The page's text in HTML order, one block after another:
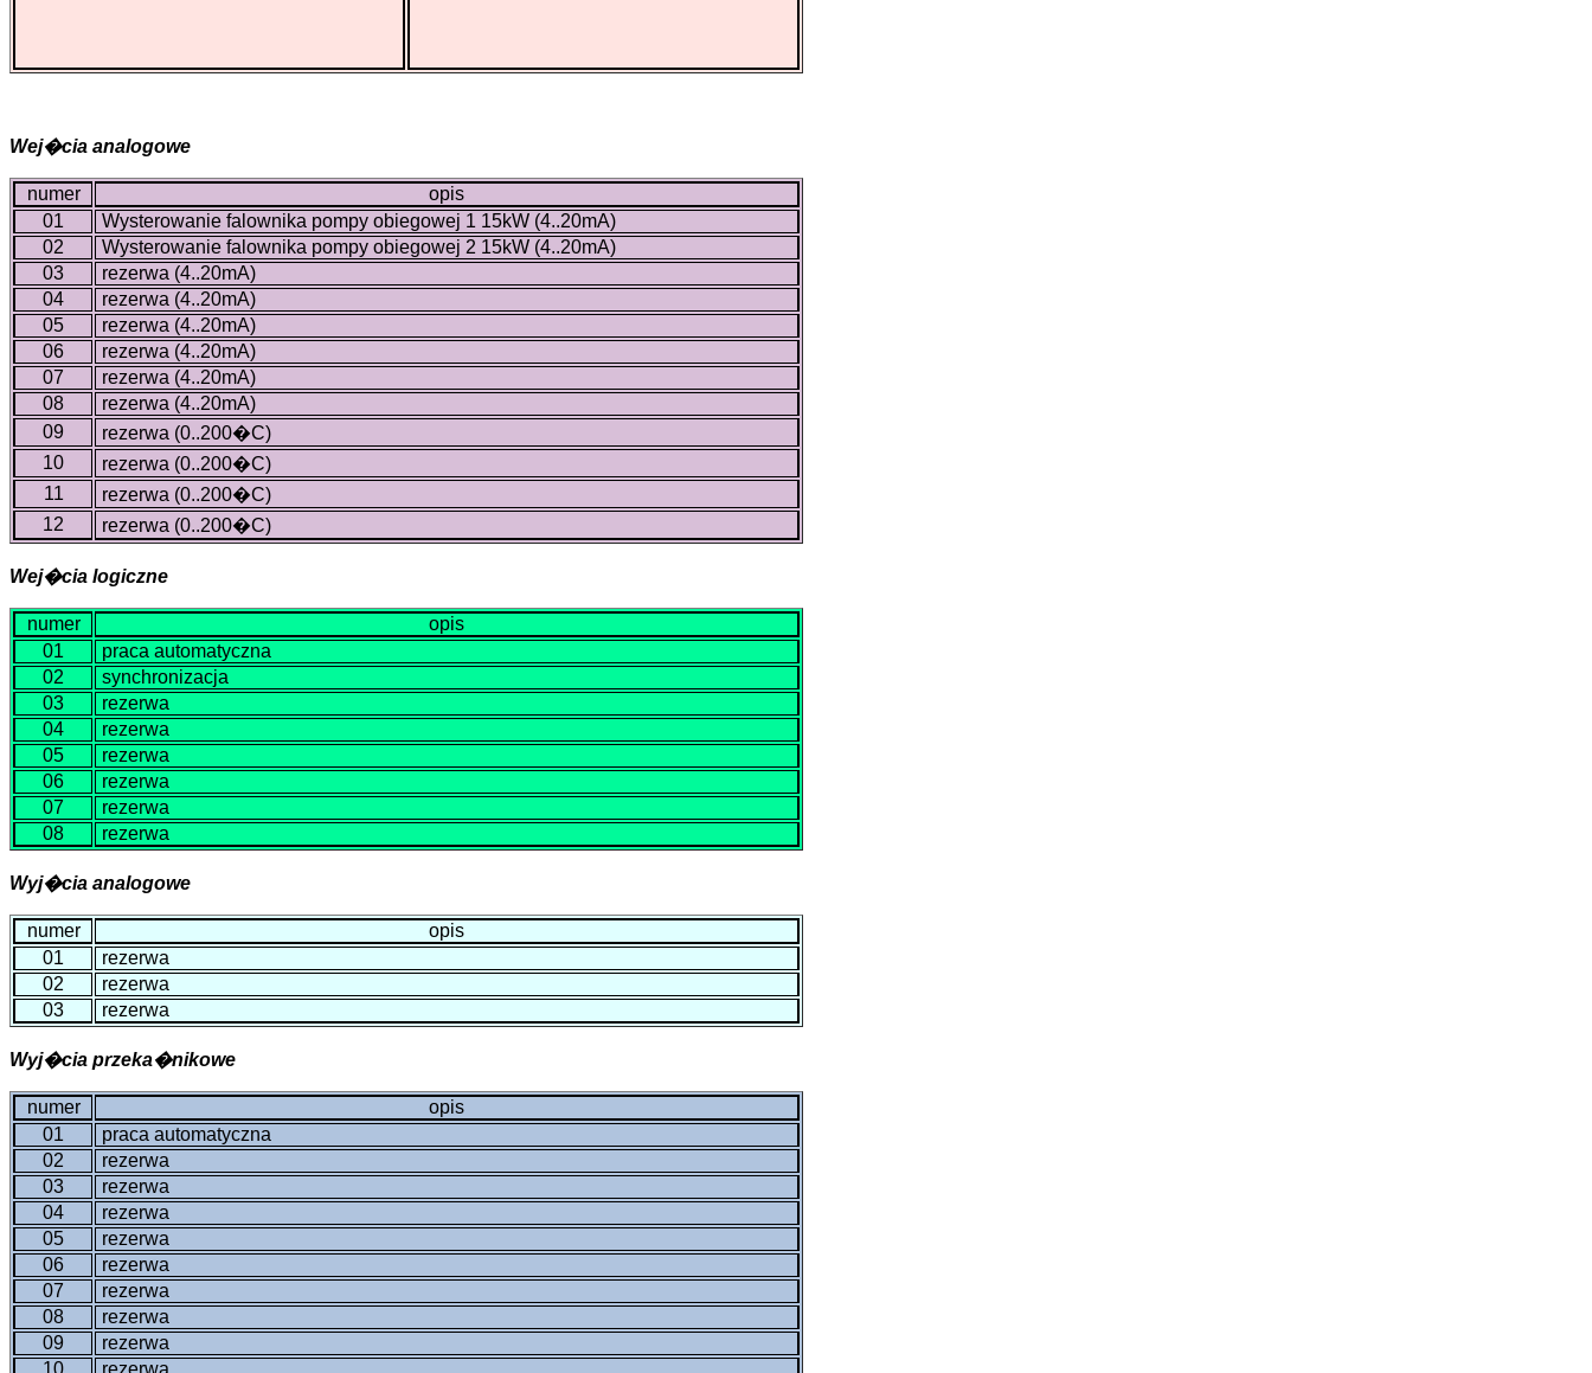
Wej�cia analogowe
numer
opis
01
Wysterowanie falownika pompy obiegowej 1 15kW (4..20mA)
02
Wysterowanie falownika pompy obiegowej 2 15kW (4..20mA)
03
rezerwa (4..20mA)
04
rezerwa (4..20mA)
05
rezerwa (4..20mA)
06
rezerwa (4..20mA)
07
rezerwa (4..20mA)
08
rezerwa (4..20mA)
09
rezerwa (0..200�C)
10
rezerwa (0..200�C)
11
rezerwa (0..200�C)
12
rezerwa (0..200�C)
Wej�cia logiczne
numer
opis
01
praca automatyczna
02
synchronizacja
03
rezerwa
04
rezerwa
05
rezerwa
06
rezerwa
07
rezerwa
08
rezerwa
Wyj�cia analogowe
numer
opis
01
rezerwa
02
rezerwa
03
rezerwa
Wyj�cia przeka�nikowe
numer
opis
01
praca automatyczna
02
rezerwa
03
rezerwa
04
rezerwa
05
rezerwa
06
rezerwa
07
rezerwa
08
rezerwa
09
rezerwa
10
rezerwa